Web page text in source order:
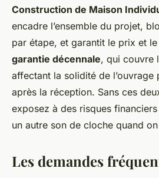
Construction de Maison
encadre l’ensemble du projet,
par étape, et garantit le prix et
garantie décennale, qui couvre
affectant la solidité de l’ouvrage
après la réception. Sans ces
exposez à des risques financiers
un autre son de cloche quand
Les demandes